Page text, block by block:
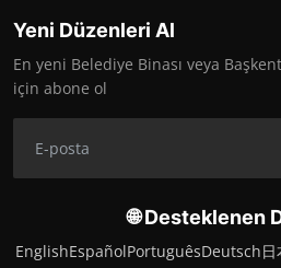
Yeni Düzenleri Al
En yeni Belediye Binası veya
için abone ol
🌐 Desteklenen
EnglishEspañolPortuguêsDeutsch